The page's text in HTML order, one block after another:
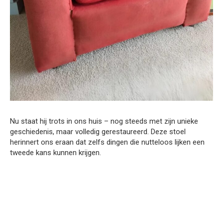
Nu staat hij trots in ons huis – nog steeds met zijn unieke
geschiedenis, maar volledig gerestaureerd. Deze stoel
herinnert ons eraan dat zelfs dingen die nutteloos lijken een
tweede kans kunnen krijgen.